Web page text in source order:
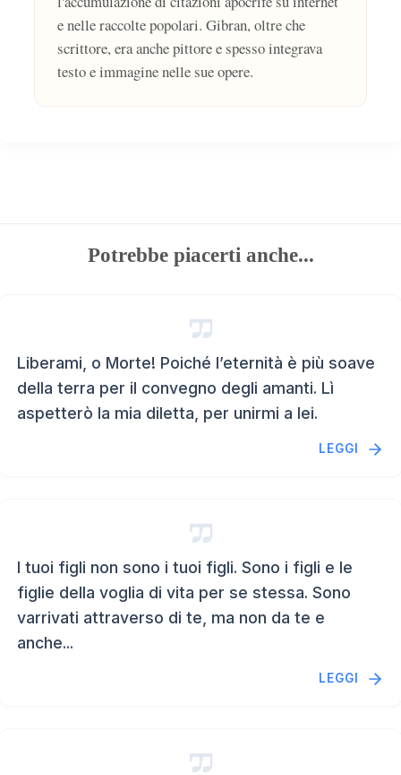
e nelle raccolte popolari. Gibran, oltre che
scrittore, era anche pittore e spesso integrava
testo e immagine nelle sue opere.
Potrebbe piacerti anche...
Liberami, o Morte! Poiché l’eternità è più soave
della terra per il convegno degli amanti. Lì
aspetterò la mia diletta, per unirmi a lei.
LEGGI
I tuoi figli non sono i tuoi figli. Sono i figli e le
figlie della voglia di vita per se stessa. Sono
varrivati attraverso di te, ma non da te e
anche...
LEGGI